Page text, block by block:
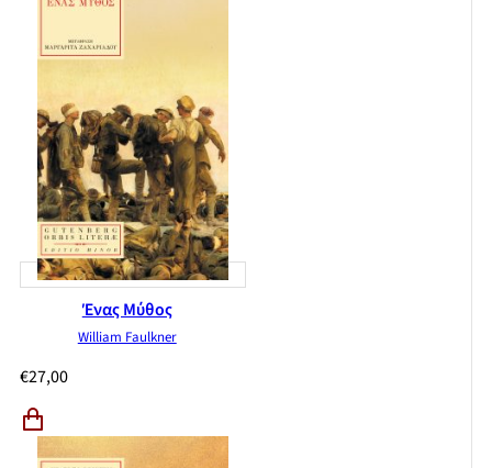
Ένας Μύθος
William Faulkner
€27,00